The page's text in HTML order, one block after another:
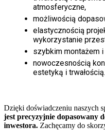
atmosferyczne,
możliwością
elastycznością
wykorzystanie
szybkim montażem
nowoczesnością
estetyką i trwałością.
Dzięki doświadczeniu naszych
jest precyzyjnie dopasowany
inwestora. Zachęcamy do